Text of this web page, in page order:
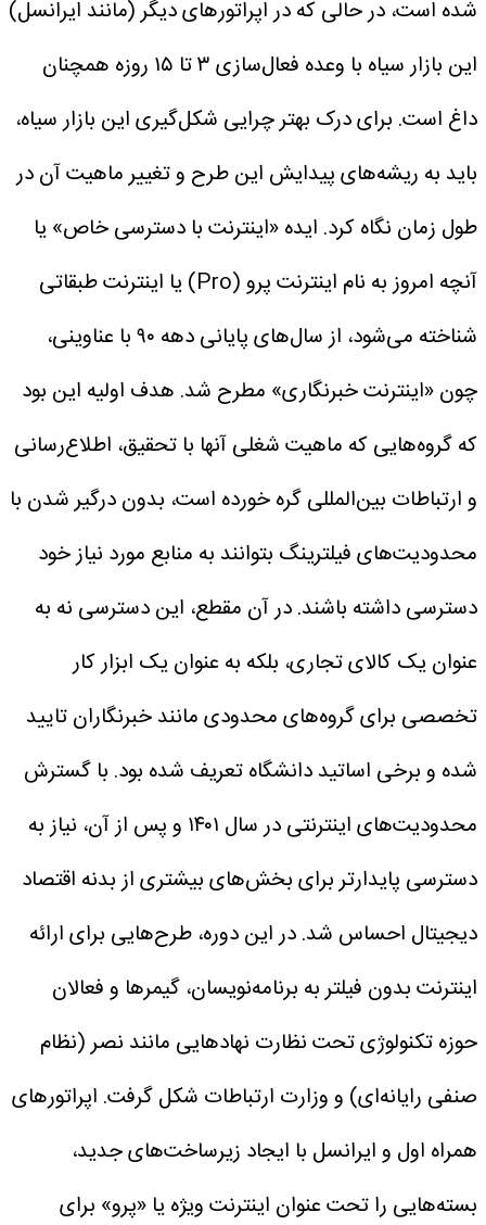
شده است، در حالی که در اپراتور‌های دیگر (مانند ایرانسل)
این بازار سیاه با وعده فعال‌سازی ۳ تا ۱۵ روزه همچنان
داغ است. برای درک بهتر چرایی شکل‌گیری این بازار سیاه،
باید به ریشه‌های پیدایش این طرح و تغییر ماهیت آن در
طول زمان نگاه کرد. ایده «اینترنت با دسترسی خاص» یا
آنچه امروز به نام اینترنت پرو (Pro) یا اینترنت طبقاتی
شناخته می‌شود، از سال‌های پایانی دهه ۹۰ با عناوینی،
چون «اینترنت خبرنگاری» مطرح شد. هدف اولیه این بود
که گروه‌هایی که ماهیت شغلی آنها با تحقیق، اطلاع‌رسانی
و ارتباطات بین‌المللی گره خورده است، بدون درگیر شدن با
محدودیت‌های فیلترینگ بتوانند به منابع مورد نیاز خود
دسترسی داشته باشند. در آن مقطع، این دسترسی نه به
عنوان یک کالای تجاری، بلکه به عنوان یک ابزار کار
تخصصی برای گروه‌های محدودی مانند خبرنگاران تایید
شده و برخی اساتید دانشگاه تعریف شده بود. با گسترش
محدودیت‌های اینترنتی در سال ۱۴۰۱ و پس از آن، نیاز به
دسترسی پایدارتر برای بخش‌های بیشتری از بدنه اقتصاد
دیجیتال احساس شد. در این دوره، طرح‌هایی برای ارائه
اینترنت بدون فیلتر به برنامه‌نویسان، گیمر‌ها و فعالان
حوزه تکنولوژی تحت نظارت نهاد‌هایی مانند نصر (نظام
صنفی رایانه‌ای) و وزارت ارتباطات شکل گرفت. اپراتور‌های
همراه اول و ایرانسل با ایجاد زیرساخت‌های جدید،
بسته‌هایی را تحت عنوان اینترنت ویژه یا «پرو» برای